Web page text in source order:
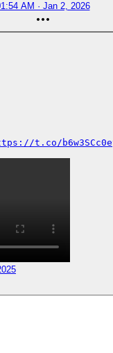
AM · Jan 2, 2026
https://t.co/